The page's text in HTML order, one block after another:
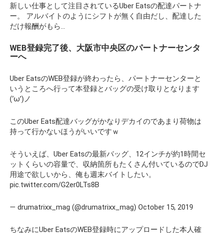
新しい仕事として注目されているUber Eatsの配達パートナ
ー。 アルバイトのようにシフトが無く自由だし、配達した
だけ報酬がもら…
WEB登録完了後、大阪市中央区のパートナーセンタ
ーへ
Uber EatsのWEB登録が終わったら、パートナーセンターと
いうところへ行って本登録とバッグの受け取りとなります
(‘ω’)ノ
このUber Eats配達バッグがかなりデカイのであまり荷物は
持って行かないほうがいいですｗ
そういえば、Uber Eatsの最新バッグ、12インチが約1時間セ
ットくらいの容量で、収納箇所もたくさん付いているのでDJ
用途で欲しいから、俺も週末バイトしたい。
pic.twitter.com/G2er0LTs8B
— drumatrixx_mag (@drumatrixx_mag) October 15, 2019
ちなみにUber EatsのWEB登録時にアップロードした本人確